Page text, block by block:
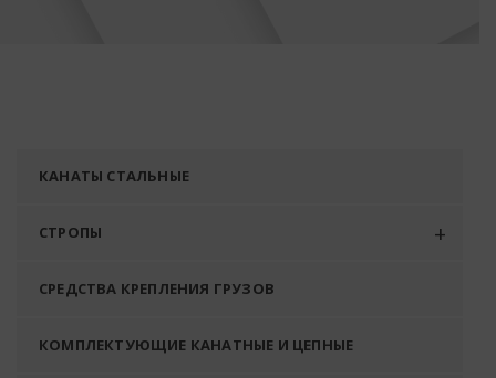
КАНАТЫ СТАЛЬНЫЕ
СТРОПЫ
СРЕДСТВА КРЕПЛЕНИЯ ГРУЗОВ
КОМПЛЕКТУЮЩИЕ КАНАТНЫЕ И ЦЕПНЫЕ